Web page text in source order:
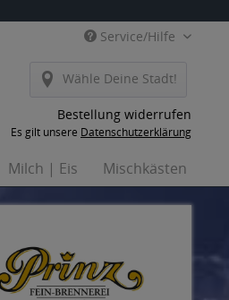
Service/Hilfe
Wähle Deine Stadt!
Bestellung widerrufen
Es gilt unsere Datenschutzerklärung
Milch | Eis Mischkästen